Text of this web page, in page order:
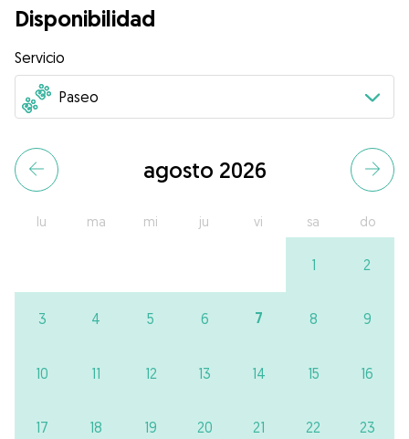
Disponibilidad
Servicio
agosto 2026
lu ma mi ju vi sa do
1 2
3 4 5 6 7 8 9
10 11 12 13 14 15 16
17 18 19 20 21 22 23